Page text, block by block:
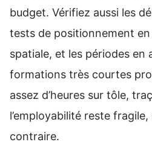
budget. Vérifiez aussi les
tests de positionnement
spatiale, et les périodes en
formations très courtes
assez d’heures sur tôle,
l’employabilité reste
contraire.